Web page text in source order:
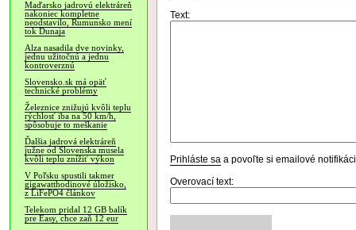
Maďarsko jadrovú elektráreň
nakoniec kompletne
neodstavilo, Rumunsko mení
tok Dunaja
Alza nasadila dve novinky,
jednu užitočnú a jednu
kontroverznú
Slovensko.sk má opäť
technické problémy
Železnice znižujú kvôli teplu
rýchlosť iba na 50 km/h,
spôsobuje to meškanie
Ďalšia jadrová elektráreň
južne od Slovenska musela
kvôli teplu znížiť výkon
V Poľsku spustili takmer
gigawatthodinové úložisko,
z LiFePO4 článkov
Telekom pridal 12 GB balík
pre Easy, chce zaň 12 eur
Text:
Prihláste sa a povoľte si emailové
Overovací text: